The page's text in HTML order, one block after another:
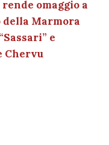
omaggio a
Marmora
e
Chervu